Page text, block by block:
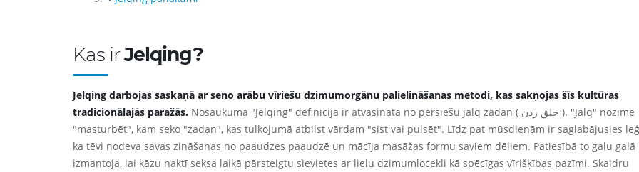
Kas irJelqing?
Jelqing darbojas saskaņā ar seno arābu vīriešu dzimumorgānu palielināšanas metodi, kas sakņojas šīs kultūras
tradicionālajās paražās. Nosaukuma "Jelqing" definīcija ir atvasināta no persiešu jalq zadan ( جلق زدن ). "Jalq" nozīmē
"masturbēt", kam seko "zadan", kas tulkojumā atbilst vārdam "sist vai pulsēt". Līdz pat mūsdienām ir saglabājusies
ka tēvi nodeva savas zināšanas no paaudzes paaudzē un mācīja masāžas formu saviem dēliem. Patiesībā to galu galā
izmantoja, lai kāzu naktī seksa laikā pārsteigtu sievietes ar lielu dzimumlocekli kā spēcīgas vīrišķības pazīmi. Skaidru